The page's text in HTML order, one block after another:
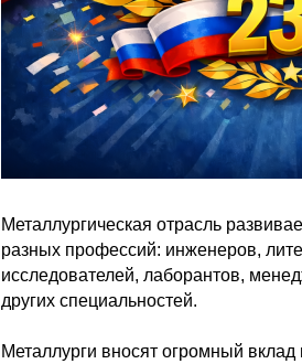
Металлургическая отрасль
разных профессий: инженеров,
исследователей, лаборантов,
других специальностей.
Металлурги вносят огромный